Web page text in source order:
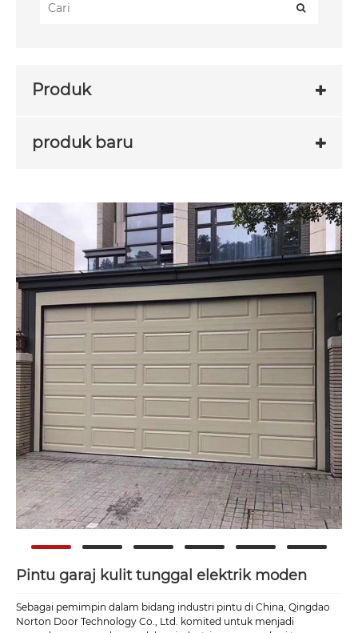
Produk
produk baru
Pintu garaj kulit tunggal elektrik moden
Sebagai pemimpin dalam bidang industri pintu di China, Qingdao
Norton Door Technology Co., Ltd. komited untuk menjadi